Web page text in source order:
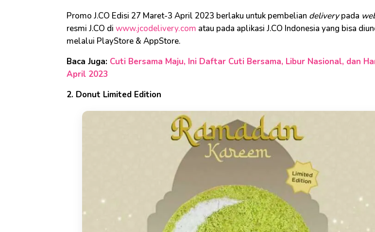
Promo J.CO Edisi 27 Maret-3 April 2023 berlaku untuk pembelian deliverypada
resmi J.CO di www.jcodelivery.com atau pada aplikasi J.CO Indonesia yang bisa
melalui PlayStore & AppStore.
Baca Juga: Cuti Bersama Maju, Ini Daftar Cuti Bersama, Libur Nasional, dan
April 2023
2. Donut Limited Edition